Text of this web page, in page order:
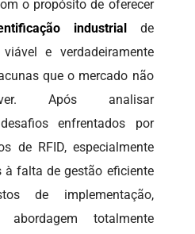
o propósito de oferecer
industrial
de
e verdadeiramente
que o mercado não
Após analisar
enfrentados por
de RFID, especialmente
à falta de gestão eficiente
de implementação,
totalmente